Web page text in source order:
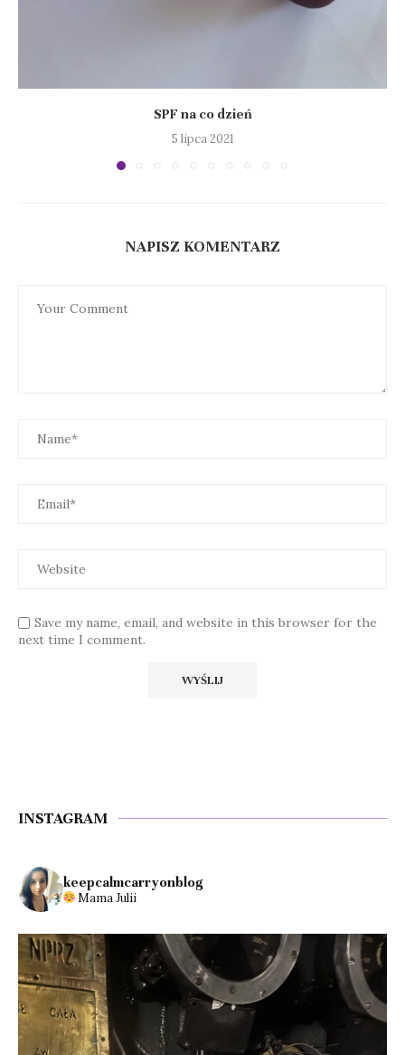
SPF na co dzień
5 lipca 2021
NAPISZ KOMENTARZ
Save my name, email, and website in this browser for the
next time I comment.
INSTAGRAM
keepcalmcarryonblog
Mama Julii